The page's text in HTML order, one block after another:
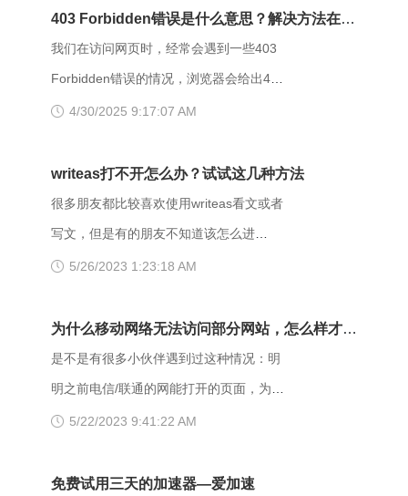
403 Forbidden错误是什么意思？解决方法在这
里
我们在访问网页时，经常会遇到一些403
Forbidden错误的情况，浏览器会给出403
Forbidden错误提示。那么，403
Forbidden错误该怎么解决？ 403
Forbidden是HTTP协议中的一个状态码
(Status Code)。可以简单的理解为没有权
限访问此站。该状态表示服务器理解了本
重发给服务器。在HTTP请求的方法不
是“HEAD”，并且服务器想让客户端知道为
什么没有权限的情况下，服务器应该在返
4/30/2025 9:17:07 AM
writeas打不开怎么办？试试这几种方法
很多朋友都比较喜欢使用writeas看文或者
写文，但是有的朋友不知道该怎么进
writeas，或者是遇到网站打不开的情况。
有用的解决方法，大家可以试试看。
【解决方法】 （一）、更换网址后缀 有
很多用户发现收藏夹里的writeas网站打不
开，大家可以把原来的网址后缀更换成
了。 （二）、更换网络 据部分小伙伴们
5/26/2023 1:23:18 AM
为什么移动网络无法访问部分网站，怎么样才能
解决呢？
是不是有很多小伙伴遇到过这种情况：明
明之前电信/联通的网能打开的页面，为什
么换了移动网后就进不去了呢？是什么原
页面打不开可能和以下两点有关系：其
5/22/2023 9:41:22 AM
免费试用三天的加速器—爱加速